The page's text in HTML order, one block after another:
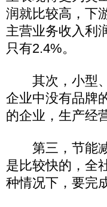
润就比较高，下
主营业务收入利
只有2.4%。
其次，小型、
企业中没有品牌
的企业，生产经
第三，节能减
是比较快的，全
种情况下，要完